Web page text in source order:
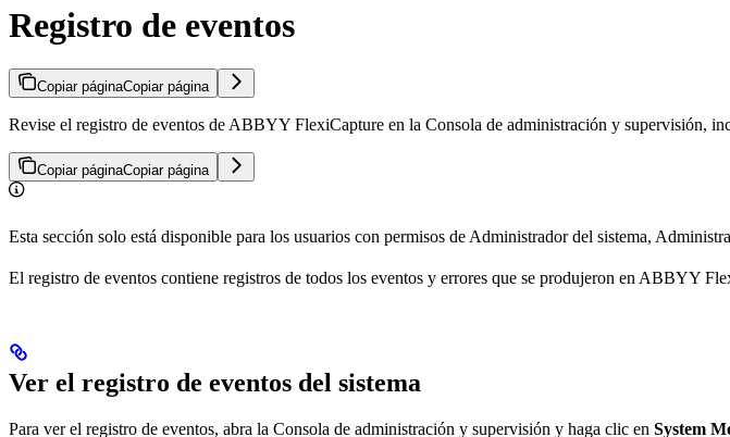
Registro de eventos
Copiar páginaCopiar página
Revise el registro de eventos de ABBYY FlexiCapture en la Consola de administración y supervisión,
Copiar páginaCopiar página
Esta sección solo está disponible para los usuarios con permisos de Administrador del sistema,
El registro de eventos contiene registros de todos los eventos y errores que se produjeron en ABBYY
Ver el registro de eventos del sistema
Para ver el registro de eventos, abra la Consola de administración y supervisión y haga clic en System